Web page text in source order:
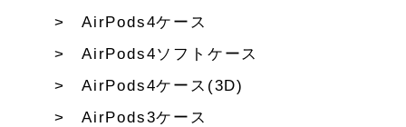
AirPods4ケース
AirPods4ソフトケース
AirPods4ケース(3D)
AirPods3ケース